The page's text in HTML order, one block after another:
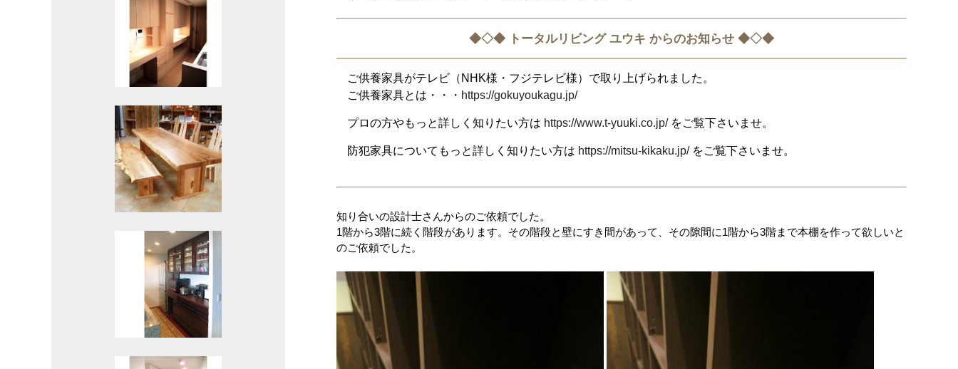
◆◇◆ トータルリビング ユウキ からのお知らせ ◆◇◆
ご供養家具がテレビ（NHK様・フジテレビ様）で取り上げられました。
ご供養家具とは・・・ https://gokuyoukagu.jp/
プロの方やもっと詳しく知りたい方は https://www.t-yuuki.co.jp/をご覧下さいませ。
防犯家具についてもっと詳しく知りたい方は https://mitsu-kikaku.jp/をご覧下さいませ。
知り合いの設計士さんからのご依頼でした。
1階から3階に続く階段があります。その階段と壁にすき間があって、その隙間に1階から3階まで本棚を作って欲しいと
のご依頼でした。